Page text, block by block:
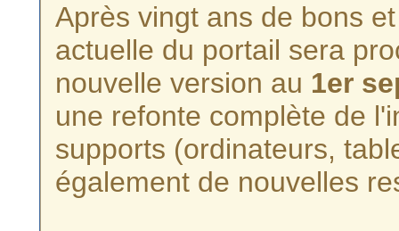
Après vingt ans de bons
actuelle du portail sera
nouvelle version au 1er
une refonte complète de
supports (ordinateurs,
également de nouvelles